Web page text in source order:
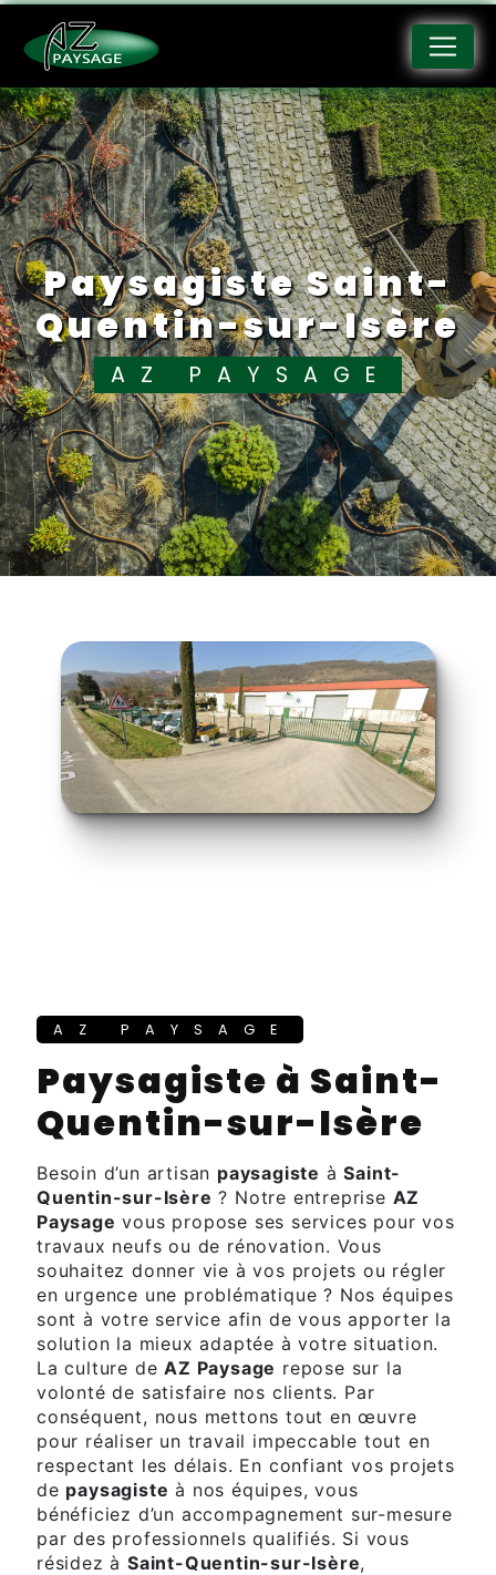
paysagiste Saint-
Quentin-sur-Isère
AZ PAYSAGE
AZ PAYSAGE
paysagiste à Saint-
Quentin-sur-Isère
Besoin d’un artisan paysagiste àSaint-
Quentin-sur-Isère ? Notre entreprise AZ
Paysage vous propose ses services pour vos
travaux neufs ou de rénovation. Vous
souhaitez donner vie à vos projets ou régler
en urgence une problématique ? Nos équipes
sont à votre service afin de vous apporter la
solution la mieux adaptée à votre situation.
La culture deAZ Paysage repose sur la
volonté de satisfaire nos clients. Par
conséquent, nous mettons tout en œuvre
pour réaliser un travail impeccable tout en
respectant les délais. En confiant vos projets
de paysagiste à nos équipes, vous
bénéficiez d’un accompagnement sur-mesure
par des professionnels qualifiés. Si vous
résidez àSaint-Quentin-sur-Isère,